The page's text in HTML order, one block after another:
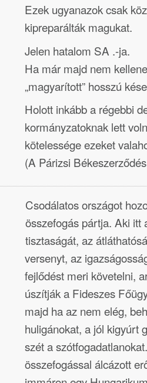
Ezek ugyanazok csak
kipreparálták magukat.
Jelen hatalom SA .-ja.
Ha már majd nem
„magyarított” hosszú
Holott inkább a régebbi
kormányzatoknak lett
kötelessége ezeket
(A Párizsi
Csodálatos országot
összefogás pártja. Aki itt
tisztaságát, az
versenyt, az
fejlődést meri követelni,
úszítják a Fideszes
majd ha az nem elég,
huligánokat, a jól kigyúrt
szét a
összefogással álcázott